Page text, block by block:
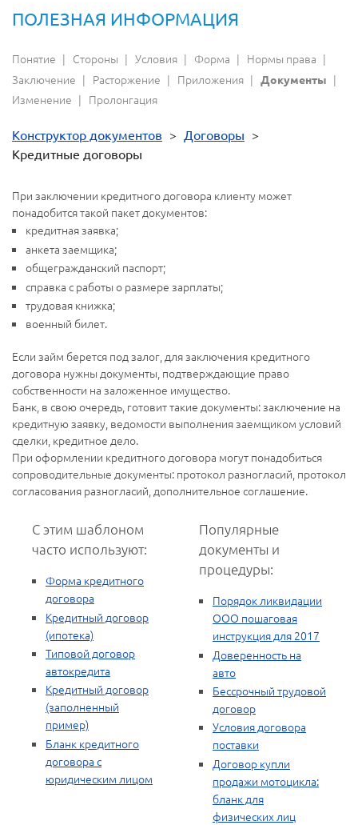
ПОЛЕЗНАЯ ИНФОРМАЦИЯ
Понятие Стороны Условия Форма
Нормы права
Заключение
Расторжение Приложения Документы
Изменение Пролонгация
Конструктор документов > Договоры >
Кредитные договоры
При заключении кредитного договора клиенту может
понадобится такой пакет документов:
кредитная заявка;
анкета заемщика;
общегражданский паспорт;
справка с работы о размере зарплаты;
трудовая книжка;
военный билет.
Если займ берется под залог, для заключения кредитного
договора нужны документы, подтверждающие право
собственности на заложенное имущество.
Банк, в свою очередь, готовит такие документы: заключение на
кредитную заявку, ведомости выполнения заемщиком условий
сделки, кредитное дело.
При оформлении кредитного договора могут понадобиться
сопроводительные документы: протокол разногласий, протокол
согласования разногласий, дополнительное соглашение.
С этим шаблоном
часто используют:
Форма кредитного
договора
Кредитный договор
(ипотека)
Типовой договор
автокредита
Кредитный договор
(заполненный
пример)
Бланк кредитного
договора с
юридическим лицом
Популярные
документы и
процедуры:
Порядок ликвидации
ООО пошаговая
инструкция для 2017
Доверенность на
авто
Бессрочный трудовой
договор
Условия договора
поставки
Договор купли
продажи мотоцикла:
бланк для
физических лиц